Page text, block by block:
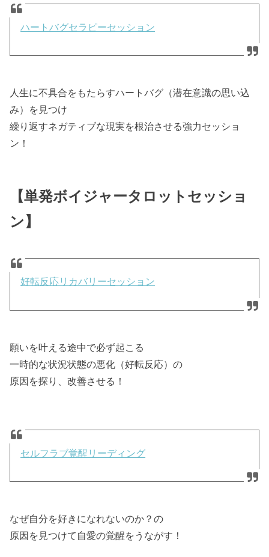
ハートバグセラピーセッション
人生に不具合をもたらすハートバグ（潜在意識の思い込
み）を見つけ
繰り返すネガティブな現実を根治させる強力セッショ
ン！
【単発ボイジャータロットセッショ
ン】
好転反応リカバリーセッション
願いを叶える途中で必ず起こる
一時的な状況状態の悪化（好転反応）の
原因を探り、改善させる！
セルフラブ覚醒リーディング
なぜ自分を好きになれないのか？の
原因を見つけて自愛の覚醒をうながす！